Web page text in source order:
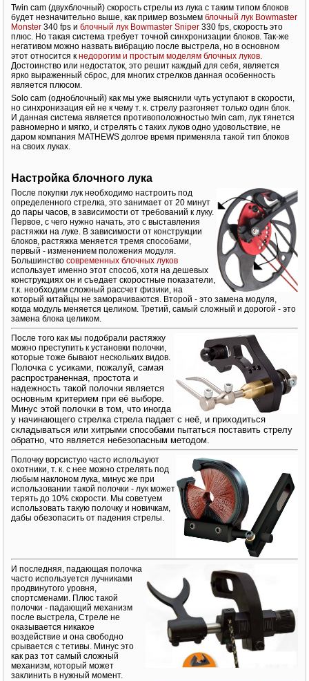
Twin cam (двухблочный) скорость стрелы из лука с таким типом блоков
будет незначительно выше, как пример возьмем блочный лук Bowmaster
Monster 340 fps и блочный лук Bowmaster Sniper 330 fps, скорость это
плюс. Но такая система требует точной синхронизации блоков. Так-же
негативом можно назвать вибрацию после выстрела, но в основном
этот относится к недорогим и простым моделям блочных луков.
Достоинство или недостаток, это решит каждый для себя, является
ярко выраженный сброс, для многих стрелков данная особенность
является плюсом.
Solo cam (одноблочный) как мы уже выяснили чуть уступают в скорости,
но синхронизация ей не к чему т. к. стрелу разгоняет только один блок.
И данная система является противоположностью twin cam, лук тянется
равномерно и мягко, и стрелять с таких луков одно удовольствие, не
даром компания MATHEWS долгое время применяла такой тип блоков
на своих луках.
Настройка блочного лука
После покупки лук необходимо настроить под
определенного стрелка, это занимает от 20 минут
до пары часов, в зависимости от требований к луку.
Первое, с чего нужно начать, это с выставления
растяжки на луке. В зависимости от конструкции
блоков, растяжка меняется тремя способами,
первый - изменением положения модуля.
Большинство современных блочных луков
использует именно этот способ, хотя на дешевых
конструкциях он и съедает скоростные показатели,
т.к. необходим сложный рассчет физики, на
который китайцы не заморачиваются. Второй - это замена модуля,
когда модуль меняется целиком. Третий, самый сложный и дорогой - это
замена блока целиком.
После того как мы подобрали растяжку
можно преступить к установки полочки,
которые тоже бывают нескольких видов.
Полочка с усиками, пожалуй, самая
распространенная, простота и
надежность такой полочки является
основным критерием при её выборе.
Минус этой полочки в том, что иногда
у начинающего стрелка стрела падает с неё, и приходиться
складываться или хитрыми способами пытаться поставить стрелу
обратно, что является небезопасным методом.
Полочку ворсистую часто используют
охотники, т. к. с нее можно стрелять под
любым наклоном лука, минус же при
использовании такой полочки - лук может
терять до 10% скорости. Мы советуем
использовать такую полочку и новичкам,
дабы обезопасить от падения стрелы.
И последняя, падающая полочка
часто используется лучниками
продвинутого уровня,
спортсменами. Плюс такой
полочки - падающий механизм
после выстрела, Стреле не
оказывается никакое
воздействие и она свободно
срывается с тетивы. Минус это
как раз тот самый сложный
механизм, который может
заклинить в нужный момент.